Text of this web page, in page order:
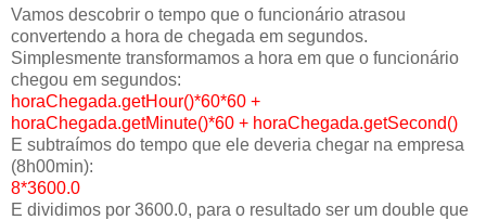
Vamos descobrir o tempo que o funcionário atrasou
convertendo a hora de chegada em segundos.
Simplesmente transformamos a hora em que o funcionário
chegou em segundos:
horaChegada.getHour()*60*60 +
horaChegada.getMinute()*60 + horaChegada.getSecond()
E subtraímos do tempo que ele deveria chegar na empresa
(8h00min):
8*3600.0
E dividimos por 3600.0, para o resultado ser um double que